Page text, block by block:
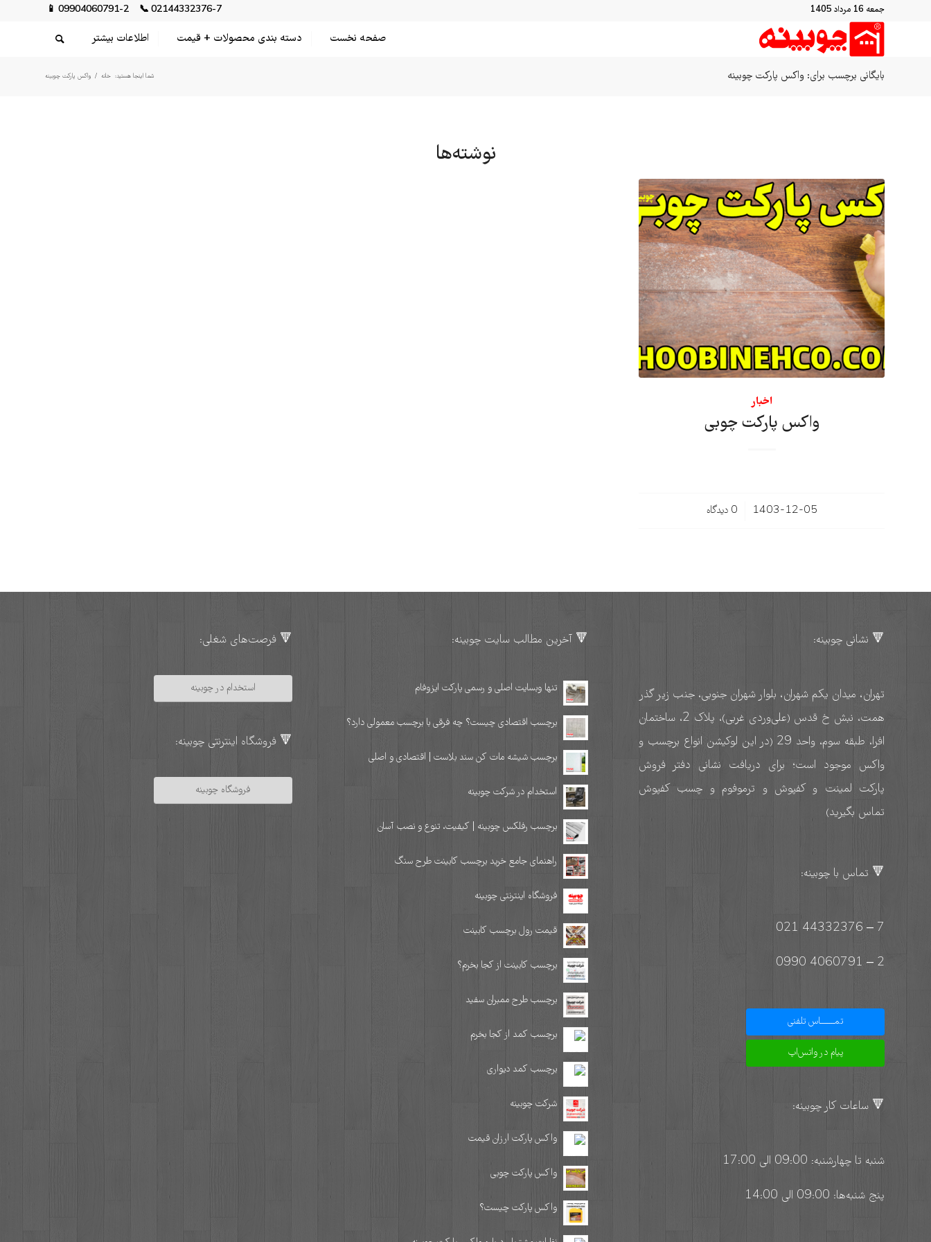
جمعه 16 مرداد 1405 02144332376-7
📞
09904060791-2
📱
صفحه نخست دسته بندی محصولات + قیمت اطلاعات بیشتر
بایگانی برچسب برای: واکس پارکت چوبینه شما اینجا هستید: خانه / واکس پارکت چوبینه
نوشته‌ها
اخبار
واکس پارکت چوبی
1403-12-05
/ 0 دیدگاه‌
🔻 نشانی چوبینه:
تهران، میدان یکم شهران، بلوار شهران جنوبی، جنب زیر گذر
همت، نبش خ قدس (علی‌وردی غربی)، پلاک 2، ساختمان
افرا، طبقه سوم، واحد 29 (در این لوکیشن انواع برچسب و
واکس موجود است؛ برای دریافت نشانی دفتر فروش
پارکت لمینت و کفپوش و ترموفوم و چسب کفپوش
تماس بگیرید)
🔻 تماس با چوبینه:
7 – 44332376 021
2 – 4060791 0990
تمـــــــاس تلفنی
پیام در واتس‌اپ
🔻 ساعات کار چوبینه:
شنبه تا چهارشنبه: 09:00 الی 17:00
پنج شنبه‌ها: 09:00 الی 14:00
🔻 آخرین مطالب سایت چوبینه:
تنها وبسایت اصلی و رسمی پارکت ایزوفام
برچسب اقتصادی چیست؟ چه فرقی با برچسب معمولی دارد؟
برچسب شیشه مات کن سند بلاست | اقتصادی و اصلی
استخدام در شرکت چوبینه
برچسب رفلکس چوبینه | کیفیت، تنوع و نصب آسان
راهنمای جامع خرید برچسب کابینت طرح سنگ
فروشگاه اینترنتی چوبینه
قیمت رول برچسب کابینت
برچسب کابینت از کجا بخرم؟
برچسب طرح ممبران سفید
برچسب کمد از کجا بخرم
برچسب کمد دیواری
شرکت چوبینه
واکس پارکت ارزان قیمت
واکس پارکت چوبی
واکس پارکت چیست؟
🔻 فرصت‌های شغلی:
استخدام در چوبینه
🔻 فروشگاه اینترنتی چوبینه:
فروشگاه چوبینه